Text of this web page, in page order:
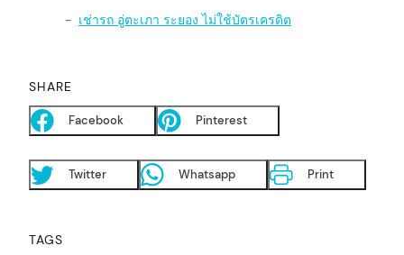
เช่ารถ อู่ตะเภา ระยอง ไม่ใช้บัตรเครดิต
SHARE
Facebook Pinterest
Twitter Whatsapp Print
TAGS